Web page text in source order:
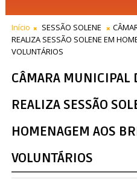
Início SESSÃO SOLENE
REALIZA SESSÃO SOLENE EM
VOLUNTÁRIOS
CÂMARA MUNICIPAL
REALIZA SESSÃO
HOMENAGEM AOS
VOLUNTÁRIOS